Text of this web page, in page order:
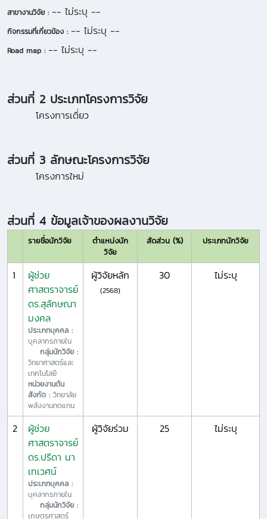
สาขางานวิจัย : -- ไม่ระบุ --
กิจกรรมที่เกี่ยวข้อง : -- ไม่ระบุ --
Road map : -- ไม่ระบุ --
ส่วนที่ 2 ประเภทโครงการวิจัย
โครงการเดี่ยว
ส่วนที่ 3 ลักษณะโครงการวิจัย
โครงการใหม่
ส่วนที่ 4 ข้อมูลเจ้าของผลงานวิจัย
รายชื่อนักวิจัย
ตำแหน่งนัก
วิจัย
สัดส่วน (%) ประเภทนักวิจัย
1
ผู้ช่วย
ศาสตราจารย์
ดร.สุลักษณา
มงคล
ประเภทบุคคล :
บุคลากรภายใน
กลุ่มนักวิจัย :
วิทยาศาสตร์และ
เทคโนโลยี
หน่วยงานต้น
สังกัด : วิทยาลัย
พลังงานทดแทน
ผู้วิจัยหลัก
(2568)
30 ไม่ระบุ
2
ผู้ช่วย
ศาสตราจารย์
ดร.ปรีดา นา
เทเวศน์
ประเภทบุคคล :
บุคลากรภายใน
กลุ่มนักวิจัย :
เกษตรศาสตร์
ผู้วิจัยร่วม 25 ไม่ระบุ